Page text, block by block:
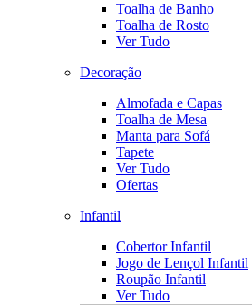
Toalha de Banho
Toalha de Rosto
Ver Tudo
Decoração
Almofada e Capas
Toalha de Mesa
Manta para Sofá
Tapete
Ver Tudo
Ofertas
Infantil
Cobertor Infantil
Jogo de Lençol Infantil
Roupão Infantil
Ver Tudo